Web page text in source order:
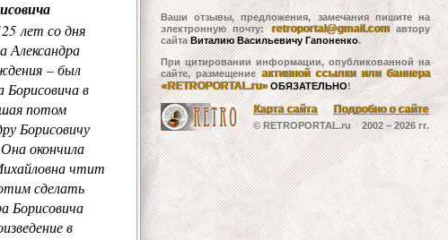
лет со дня
Александра
– был
в
потом
Борисовичу
окончила
чтит
сделать
Борисовича
в
Ваши отзывы, предложения, замечания пишите на
электронную почту:retroportal@gmail.comавтору
сайтаВиталию Васильевичу Гапоненко.
При цитировании информации, опубликованной на
сайте, размещениеактивной ссылки или баннера
«RETROPORTAL.ru» ОБЯЗАТЕЛЬНО!
Карта сайта Подробно о сайте
© RETROPORTAL.ru 2002 –2026 гг.